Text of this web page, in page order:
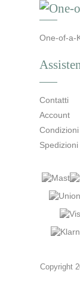
One-of-a-
Contatti
Account
Copyright